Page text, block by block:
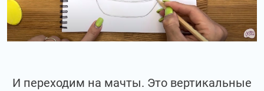
И переходим на мачты. Это вертикальные